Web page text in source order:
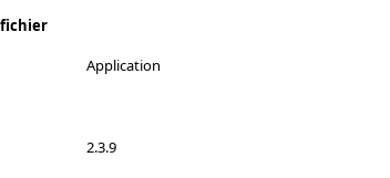
fichier
Application
2.3.9